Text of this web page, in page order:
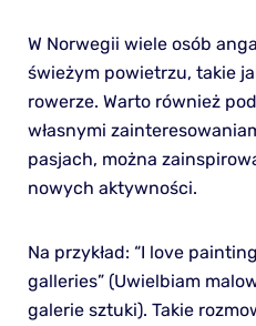
W Norwegii wiele osób
świeżym powietrzu, takie
rowerze. Warto również
własnymi
pasjach, można
nowych aktywności.
Na przykład: “I love
galleries” (Uwielbiam
galerie sztuki). Takie